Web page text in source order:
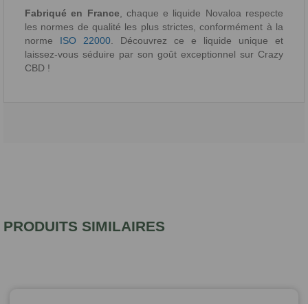
Fabriqué en France , chaque e liquide Novaloa respecte
les normes de qualité les plus strictes, conformément à la
norme ISO 22000 . Découvrez ce e liquide unique et
laissez-vous séduire par son goût exceptionnel sur Crazy
CBD !
PRODUITS SIMILAIRES